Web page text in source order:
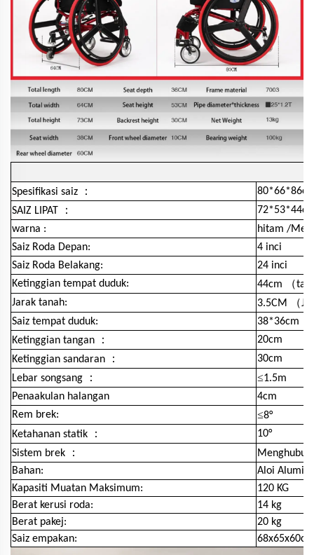
Spesifikasi saiz ：
SAIZ LIPAT
：
warna :
hitam /
Saiz Roda Depan:
4 inci
Saiz Roda Belakang:
24 inci
Ketinggian tempat duduk:
44cm （
Jarak tanah:
3.5CM （
Saiz tempat duduk:
38*36cm
Ketinggian tangan
：
20cm
Ketinggian sandaran
：
30cm
Lebar songsang
： ≤1.5m
Penaakulan halangan
4cm
Rem brek:
≤8°
Ketahanan statik
：
10°
Sistem brek
：
Bahan:
Aloi
Kapasiti Muatan Maksimum:
120 KG
Berat kerusi roda:
14 kg
Berat pakej:
20 kg
Saiz empakan:
68x65x60cm